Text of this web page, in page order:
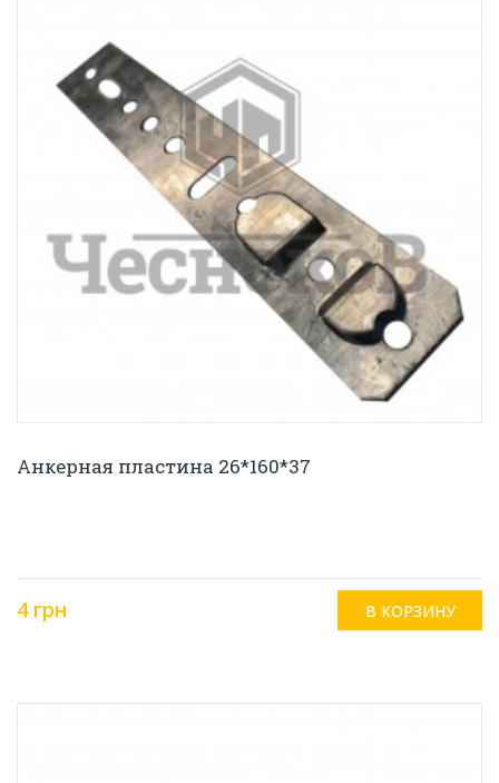
Анкерная пластина 26*160*37
4 грн